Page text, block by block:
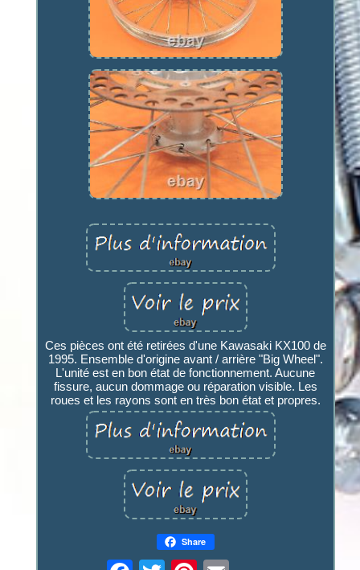
Ces pièces ont été retirées d'une Kawasaki KX100 de
1995. Ensemble d'origine avant / arrière "Big Wheel".
L'unité est en bon état de fonctionnement. Aucune
fissure, aucun dommage ou réparation visible. Les
roues et les rayons sont en très bon état et propres.
Share